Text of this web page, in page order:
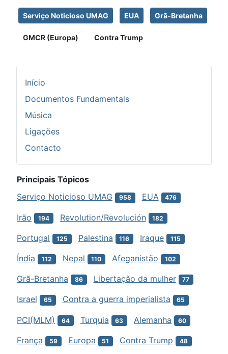
Serviço Noticioso UMAG EUA Grã-Bretanha
GMCR (Europa) Contra Trump
Início
Documentos Fundamentais
Música
Ligações
Contacto
Principais Tópicos
Serviço Noticioso UMAG
958 EUA 476
Irão 194 Revolution/Revolución 182
Portugal 125 Palestina 116 Iraque 115
Índia 112 Nepal 110 Afeganistão 102
Grã-Bretanha 86 Libertação da mulher 77
Israel 65 Contra a guerra imperialista 65
PCI(MLM) 64 Turquia 63 Alemanha 60
França 59 Europa 51 Contra Trump 48